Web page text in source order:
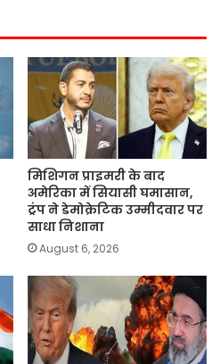
मिशिगन प्राइमरी के बाद
अमेरिका में सियासी घमासान,
ट्रंप ने डेमोक्रेटिक उम्मीदवार पर
साधा निशाना
August 6, 2026